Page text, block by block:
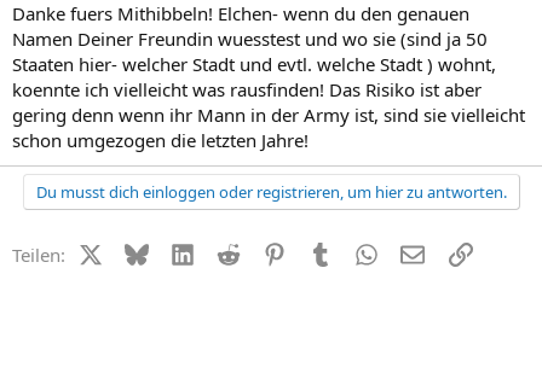
Danke fuers Mithibbeln! Elchen- wenn du den genauen
Namen Deiner Freundin wuesstest und wo sie (sind ja 50
Staaten hier- welcher Stadt und evtl. welche Stadt ) wohnt,
koennte ich vielleicht was rausfinden! Das Risiko ist aber
gering denn wenn ihr Mann in der Army ist, sind sie vielleicht
schon umgezogen die letzten Jahre!
Du musst dich einloggen oder registrieren, um hier zu antworten.
Teilen: X (Twitter)
BlueskyLinkedIn
Reddit PinterestTumblr WhatsApp
E-MailLink